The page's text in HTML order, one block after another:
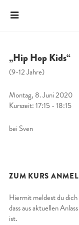
„Hip Hop Kids“
(9-12 Jahre)
Montag, 8. Juni 2020
Kurszeit: 17:15 - 18:15
bei Sven
ZUM KURS
Hiermit meldest du
dass aus aktuellen
ist.